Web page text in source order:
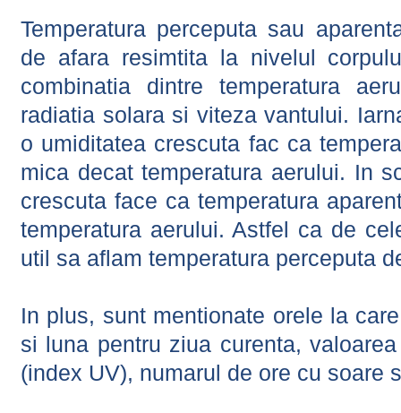
Temperatura perceputa sau
de afara resimtita la nivelul
combinatia dintre temperatura
radiatia solara si viteza vantului.
o umiditatea crescuta fac ca
mica decat temperatura aerului. In
crescuta face ca temperatura
temperatura aerului. Astfel ca de
util sa aflam temperatura perceputa
In plus, sunt mentionate orele la
si luna pentru ziua curenta,
(index UV), numarul de ore cu soare